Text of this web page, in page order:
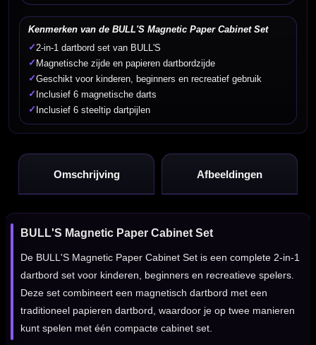
Kenmerken van de BULL'S Magnetic Paper Cabinet Set
✓2-in-1 dartbord set van BULL'S
✓ Magnetische zijde en papieren dartbordzijde
✓Geschikt voor kinderen, beginners en recreatief gebruik
✓ Inclusief 6 magnetische darts
✓ Inclusief 6 steeltip dartpijlen
Omschrijving Afbeeldingen
BULL'S Magnetic Paper Cabinet Set
De BULL'S Magnetic Paper Cabinet Set is een complete 2-in-1
dartbord set voor kinderen, beginners en recreatieve spelers.
Deze set combineert een magnetisch dartbord met een
traditioneel papieren dartbord, waardoor je op twee manieren
kunt spelen met één compacte cabinet set.